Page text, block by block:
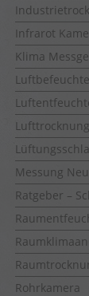
Infrarot
Klima
Lufttrocknung
Messung
Ratgeber –
Rohrkamera